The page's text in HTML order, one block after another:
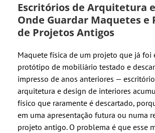
Escritórios de Arquitetura
Onde Guardar Maquetes e
de Projetos Antigos
Maquete física de um projeto que já foi
protótipo de mobiliário testado e
impresso de anos anteriores —
arquitetura e design de interiores
físico que raramente é descartado,
em uma apresentação futura ou numa
projeto antigo. O problema é que esse